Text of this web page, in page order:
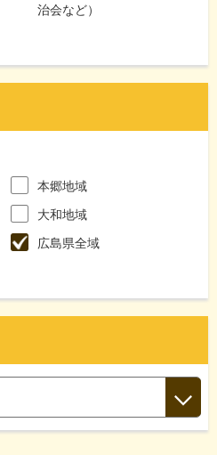
治会など）
本郷地域
大和地域
広島県全域